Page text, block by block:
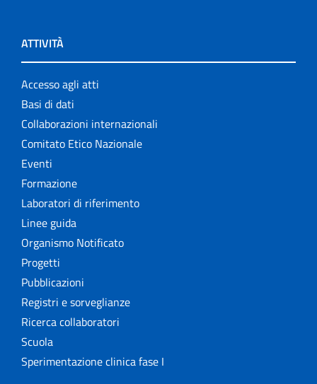
ATTIVITÀ
Accesso agli atti
Basi di dati
Collaborazioni internazionali
Comitato Etico Nazionale
Eventi
Formazione
Laboratori di riferimento
Linee guida
Organismo Notificato
Progetti
Pubblicazioni
Registri e sorveglianze
Ricerca collaboratori
Scuola
Sperimentazione clinica fase I